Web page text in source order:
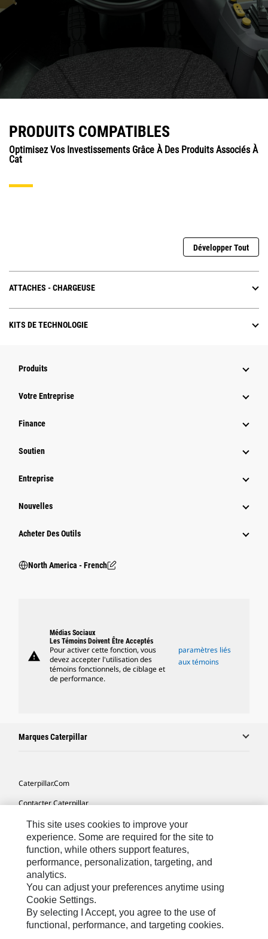
PRODUITS COMPATIBLES
Optimisez Vos Investissements Grâce À Des Produits Associés À
Cat
Développer Tout
ATTACHES - CHARGEUSE
KITS DE TECHNOLOGIE
Produits
Votre Entreprise
Finance
Soutien
Entreprise
Nouvelles
Acheter Des Outils
North America - French
warning
Médias Sociaux
Les Témoins Doivent Être Acceptés
Pour activer cette fonction, vous
devez accepter l'utilisation des
témoins fonctionnels, de ciblage et
de performance.
paramètres liés
aux témoins
Marques Caterpillar
Caterpillar.com
Contacter Caterpillar
Mes Préférences Marketing
Plan Du Site
Cookie Settings
Légales
Confidentialité
This site uses cookies to improve your
experience. Some are required for the site to
function, while others support features,
performance, personalization, targeting, and
analytics.
You can adjust your preferences anytime using
Cookie Settings.
By selecting I Accept, you agree to the use of
functional, performance, and targeting cookies.